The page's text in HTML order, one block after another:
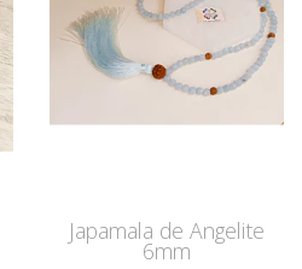
Japamala de Angelite
6mm